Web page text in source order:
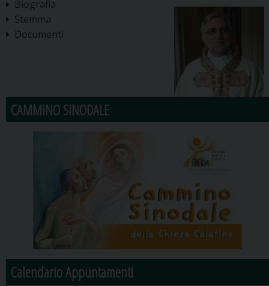
Biografia
Stemma
Documenti
CAMMINO SINODALE
Calendario Appuntamenti